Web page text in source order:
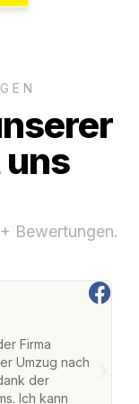
Bewertungen.
Firma
Umzug nach
der
Ich kann